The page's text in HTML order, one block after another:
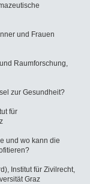
und Frauen
Raumforschung,
zur Gesundheit?
für
und wo kann die
Institut für Zivilrecht,
Graz